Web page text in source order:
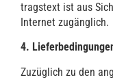
trags­text ist aus
Inter­net zugänglich.
4.
Zuzüg­lich zu den